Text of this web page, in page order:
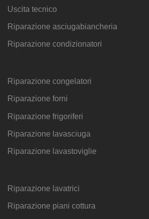
Uscita tecnico
Riparazione asciugabiancheria
Riparazione condizionatori
Riparazione congelatori
Riparazione forni
Riparazione frigoriferi
Riparazione lavasciuga
Riparazione lavastoviglie
Riparazione lavatrici
Riparazione piani cottura